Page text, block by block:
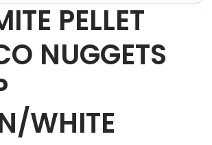
PELLET
NUGGETS
WHITE